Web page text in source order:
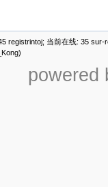
registrintoj; 当前在线: 35
powered